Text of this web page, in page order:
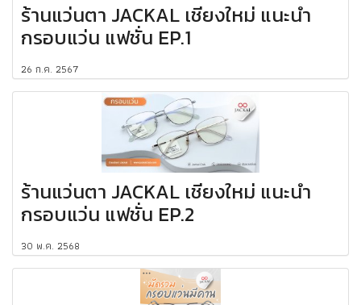
ร้านแว่นตา JACKAL เชียงใหม่ แนะนำ
กรอบแว่น แฟชั่น EP.1
26 ก.ค. 2567
ร้านแว่นตา JACKAL เชียงใหม่ แนะนำ
กรอบแว่น แฟชั่น EP.2
30 พ.ค. 2568